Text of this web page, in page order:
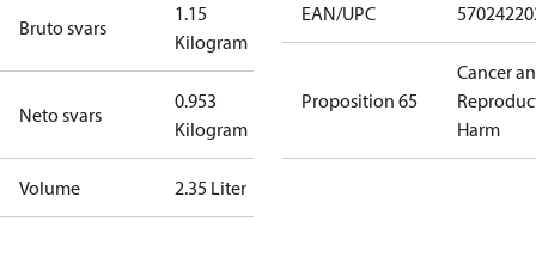
Bruto svars
1.15
Kilogram
Neto svars
0.953
Kilogram
Volume 2.35 Liter
EAN/UPC
Proposition 65
Cancer
Harm